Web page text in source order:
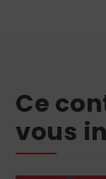
Ce
vous